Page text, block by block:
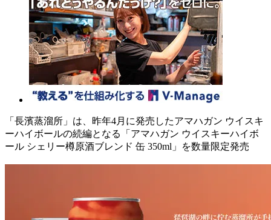
「長濱蒸溜所」は、昨年4月に発売したアマハガン ウイスキ
ーハイボールの続編となる「アマハガン ウイスキーハイボ
ール シェリー樽原酒ブレンド 缶 350ml」を数量限定発売